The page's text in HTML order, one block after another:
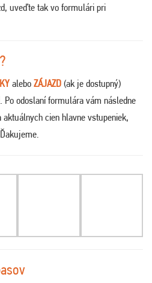
uveďte tak vo formulári pri
alebo ZÁJAZD (ak je dostupný)
. Po odoslaní formulára vám následne
cien hlavne vstupeniek,
.